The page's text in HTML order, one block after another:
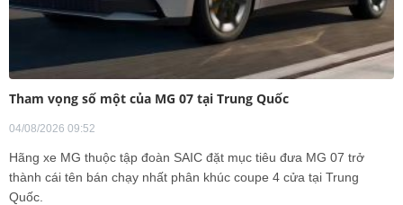
Tham vọng số một của MG 07 tại Trung Quốc
04/08/2026 09:52
Hãng xe MG thuộc tập đoàn SAIC đặt mục tiêu đưa MG 07 trở
thành cái tên bán chạy nhất phân khúc coupe 4 cửa tại Trung
Quốc.